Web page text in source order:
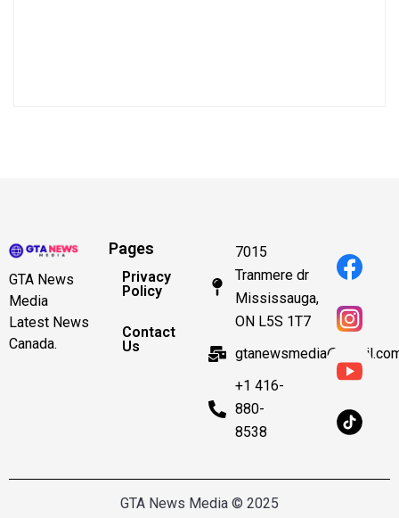
GTA News
Media
Latest News
Canada.
Pages
Privacy
Policy
Contact
Us
7015
Tranmere dr
Mississauga,
ON L5S 1T7
+1 416-
880-
8538
GTA News Media © 2025